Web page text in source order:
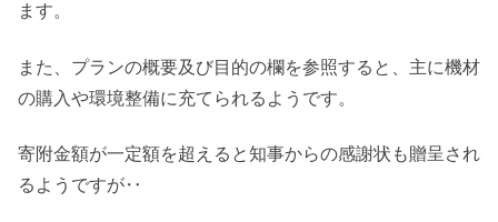
ます。
また、プランの概要及び目的の欄を参照すると、主に機材
の購入や環境整備に充てられるようです。
寄附金額が一定額を超えると知事からの感謝状も贈呈され
るようですが‥